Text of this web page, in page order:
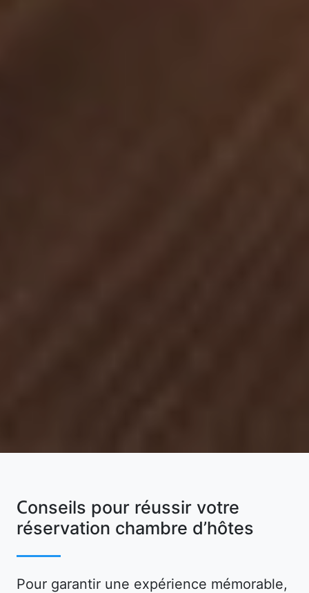
Conseils pour réussir votre
réservation chambre d’hôtes
Pour garantir une expérience mémorable,